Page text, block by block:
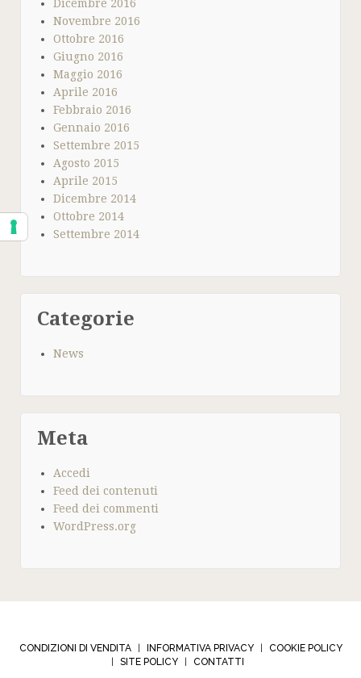
Dicembre 2016
Novembre 2016
Ottobre 2016
Giugno 2016
Maggio 2016
Aprile 2016
Febbraio 2016
Gennaio 2016
Settembre 2015
Agosto 2015
Aprile 2015
Dicembre 2014
Ottobre 2014
Settembre 2014
Categorie
News
Meta
Accedi
Feed dei contenuti
Feed dei commenti
WordPress.org
CONDIZIONI DI VENDITA INFORMATIVA PRIVACY COOKIE POLICY
SITE POLICY CONTATTI